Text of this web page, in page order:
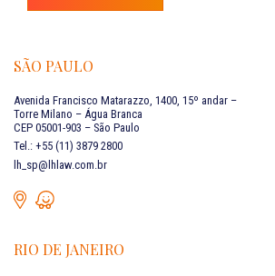
SÃO PAULO
Avenida Francisco Matarazzo, 1400, 15º andar –
Torre Milano – Água Branca
CEP 05001-903 – São Paulo
Tel.: +55 (11) 3879 2800
lh_sp@lhlaw.com.br
RIO DE JANEIRO